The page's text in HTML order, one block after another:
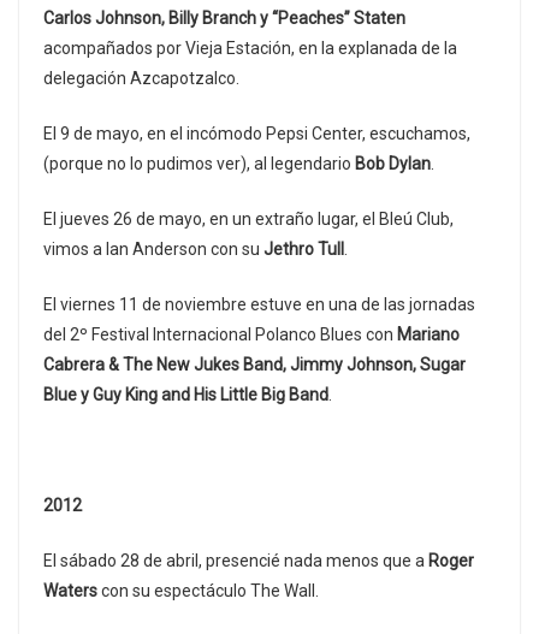
Carlos Johnson, Billy Branch y “Peaches” Staten
acompañados por Vieja Estación, en la explanada de la
delegación Azcapotzalco.
El 9 de mayo, en el incómodo Pepsi Center, escuchamos,
(porque no lo pudimos ver), al legendario Bob Dylan.
El jueves 26 de mayo, en un extraño lugar, el Bleú Club,
vimos a Ian Anderson con su Jethro Tull .
El viernes 11 de noviembre estuve en una de las jornadas
del 2º Festival Internacional Polanco Blues con Mariano
Cabrera & The New Jukes Band, Jimmy Johnson, Sugar
Blue y Guy King and His Little Big Band.
2012
El sábado 28 de abril, presencié nada menos que a Roger
Waterscon su espectáculo The Wall.